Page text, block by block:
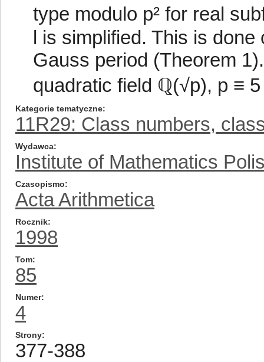
type modulo p² for real
l is simplified. This is
Gauss period (Theorem
quadratic field ℚ(√p), p ≡
Kategorie tematyczne
11R29: Class numbers,
Wydawca
Institute of Mathematics
Czasopismo
Acta Arithmetica
Rocznik
1998
Tom
85
Numer
4
Strony
377-388